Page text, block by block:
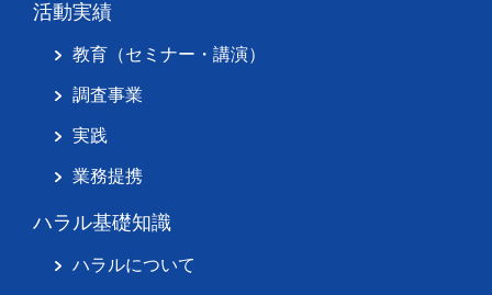
活動実績
教育（セミナー・講演）
調査事業
実践
業務提携
ハラル基礎知識
ハラルについて